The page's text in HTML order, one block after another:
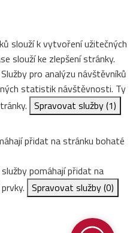
slouží k vytvoření užitečných
slouží ke zlepšení stránky.
Služby pro analýzu návštěvníků
statistik návštěvnosti. Ty
Spravovat služby(1)
přidat na stránku bohaté
pomáhají přidat na
Spravovat služby(0)